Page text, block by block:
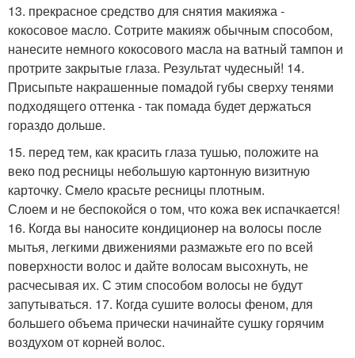
13. прекрасное средство для снятия макияжа -
кокосовое масло. Сотрите макияж обычным способом,
нанесите немного кокосового масла на ватный тампон и
протрите закрытые глаза. Результат чудесный! 14.
Присыпьте накрашенные помадой губы сверху тенями
подходящего оттенка - так помада будет держаться
гораздо дольше.
15. перед тем, как красить глаза тушью, положите на
веко под ресницы небольшую картонную визитную
карточку. Смело красьте ресницы плотным.
Слоем и не беспокойся о том, что кожа век испачкается!
16. Когда вы наносите кондиционер на волосы после
мытья, легкими движениями размажьте его по всей
поверхности волос и дайте волосам высохнуть, не
расчесывая их. С этим способом волосы не будут
запутываться. 17. Когда сушите волосы феном, для
большего объема прически начинайте сушку горячим
воздухом от корней волос.